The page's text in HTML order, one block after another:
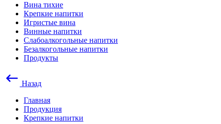
Вина тихие
Крепкие напитки
Игристые вина
Винные напитки
Слабоалкогольные напитки
Безалкогольные напитки
Продукты
Назад
Главная
Продукция
Крепкие напитки